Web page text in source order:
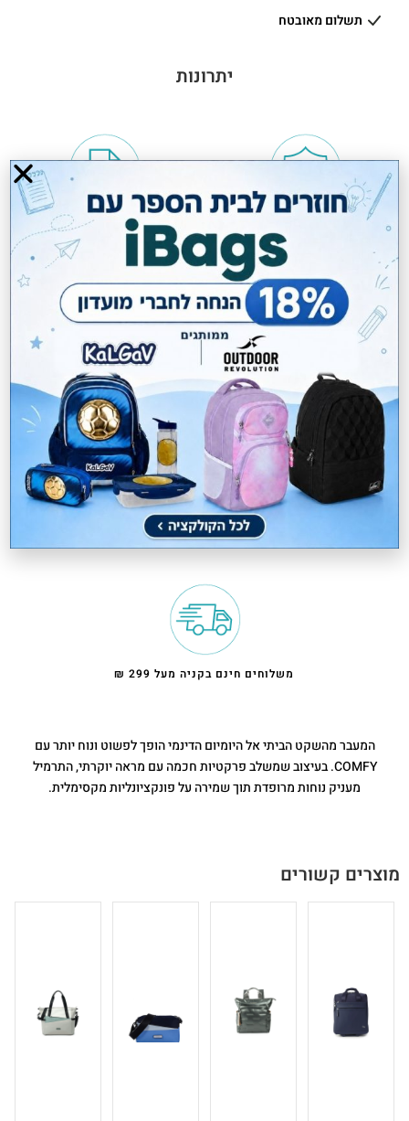
תשלום מאובטח
יתרונות
מתאים לגודל A4
רצועה מתכווננת טבעוני VEGAN
משלוחים חינם בקניה מעל 299 ₪
המעבר מהשקט הביתי אל היומיום הדינמי הופך לפשוט ונוח יותר עם
COMFY. בעיצוב שמשלב פרקטיות חכמה עם מראה יוקרתי, התרמיל
מעניק נוחות מרופדת תוך שמירה על פונקציונליות מקסימלית.
מוצרים קשורים